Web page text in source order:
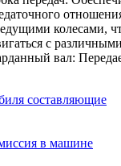
колесами,
с
вал:
составляющие
в машине